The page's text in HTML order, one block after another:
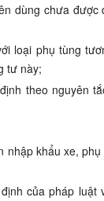
dùng chưa
loại phụ tùng
tư này;
theo nguyên
khẩu xe,
của pháp luật